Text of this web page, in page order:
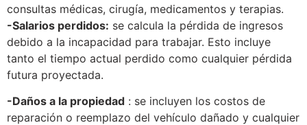
consultas médicas, cirugía, medicamentos y terapias.
-Salarios perdidos: se calcula la pérdida de ingresos
debido a la incapacidad para trabajar. Esto incluye
tanto el tiempo actual perdido como cualquier pérdida
futura proyectada.
-Daños a la propiedad : se incluyen los costos de
reparación o reemplazo del vehículo dañado y cualquier